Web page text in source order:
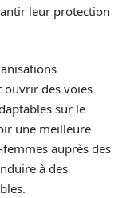
leur protection
ouvrir des voies
sur le
une meilleure
auprès des
à des